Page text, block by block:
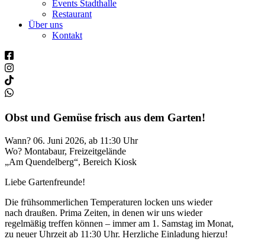
Events Stadthalle
Restaurant
Über uns
Kontakt
Obst und Gemüse frisch aus dem Garten!
Wann? 06. Juni 2026, ab 11:30 Uhr
Wo? Montabaur, Freizeitgelände
„Am Quendelberg“, Bereich Kiosk
Liebe Gartenfreunde!
Die frühsommerlichen Temperaturen locken uns wieder
nach draußen. Prima Zeiten, in denen wir uns wieder
regelmäßig treffen können – immer am 1. Samstag im Monat,
zu neuer Uhrzeit ab 11:30 Uhr. Herzliche Einladung hierzu!